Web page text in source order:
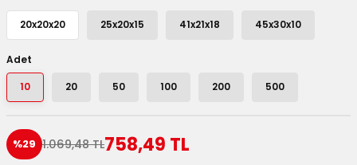
ve Koliler
20x20x20 25x20x15 41x21x18 45x30x10
Adet
10 20 50 100 200 500
%29 1.069,48 TL758,49 TL